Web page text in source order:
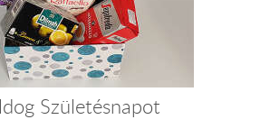
Születésnapot